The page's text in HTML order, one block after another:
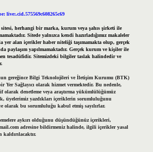
live:.cid.575569c608265c69
herhangi bir marka, kurum veya şahıs şirketi ile
Sitede yalnızca kendi hazırladığımız makaleler
yer alan içerikler haber niteliği taşımamakta olup, gerçek
paylaşım yapılmamaktadır. Gerçek kurum ve kişiler ile
tesadüfidir. Sitemizdeki bilgiler taslak halindedir ve
gereğince Bilgi Teknolojileri ve İletişim Kurumu (BTK)
Yer Sağlayıcı olarak hizmet vermektedir. Bu nedenle,
olarak denetleme veya araştırma yükümlülüğümüz
üyelerimiz yazdıkları içeriklerin sorumluluğunu
olarak bu sorumluluğu kabul etmiş sayılırlar.
aykırı olduğunu düşündüğünüz içerikleri,
adresine bildirmeniz halinde, ilgili içerikler yasal
kaldırılacaktır.